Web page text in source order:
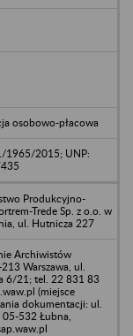
osobowo-płacowa
1965/2015; UNP:
Produkcyjno-
Trede Sp. z o.o. w
ul. Hutnicza 227
Archiwistów
Warszawa, ul.
6/21; tel. 22 831 83
(miejsce
dokumentacji: ul.
532 Łubna,